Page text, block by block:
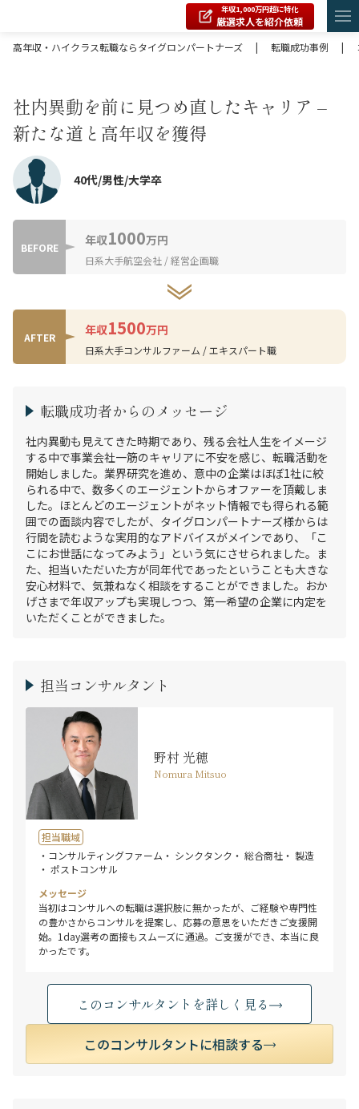
年収1,000万円超に特化
厳選求人を紹介依頼
高年収・ハイクラス転職ならタイグロンパートナーズ
| 転職成功事例 |
社内異動を前に見つめ直したキャリア –
新たな道と高年収を獲得
40代/男性/大学卒
BEFORE 年収1000万円
日系大手航空会社 / 経営企画職
AFTER 年収1500万円
日系大手コンサルファーム / エキスパート職
転職成功者からのメッセージ
社内異動も見えてきた時期であり、残る会社人生をイメージ
する中で事業会社一筋のキャリアに不安を感じ、転職活動を
開始しました。業界研究を進め、意中の企業はほぼ1社に絞
られる中で、数多くのエージェントからオファーを頂戴しま
した。ほとんどのエージェントがネット情報でも得られる範
囲での面談内容でしたが、タイグロンパートナーズ様からは
行間を読むような実用的なアドバイスがメインであり、「こ
こにお世話になってみよう」という気にさせられました。ま
た、担当いただいた方が同年代であったということも大きな
安心材料で、気兼ねなく相談をすることができました。おか
げさまで年収アップも実現しつつ、第一希望の企業に内定を
いただくことができました。
担当コンサルタント
野村 光穂
Nomura Mitsuo
担当職域
・コンサルティングファーム ・ シンクタンク ・ 総合商社 ・ 製造
・ ポストコンサル
メッセージ
当初はコンサルへの転職は選択肢に無かったが、ご経験や専門性
の豊かさからコンサルを提案し、応募の意思をいただきご支援開
始。1day選考の面接もスムーズに通過。ご支援ができ、本当に良
かったです。
このコンサルタントを詳しく見る
このコンサルタントに相談する